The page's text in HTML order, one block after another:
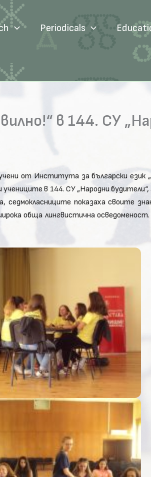
Periodicals
в 144. СУ
от Института за български език
в 144. СУ „Народни
показаха своите
обща лингвистична